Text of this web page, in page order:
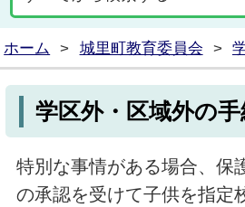
ホーム > 城里町教育委員会 >
学区外・区域外の手
特別な事情がある場合、保
の承認を受けて子供を指定